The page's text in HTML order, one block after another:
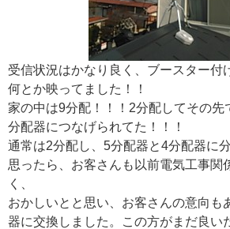
受信状況はかなり良く、ブースター付
何とか映ってました！！
家の中は9分配！！！2分配してその先
分配器につなげられてた！！！
通常は2分配し、5分配器と4分配器に
思ったら、お客さんも以前電気工事関
く、
おかしいとと思い、お客さんの意向も
器に交換しました。この方がまだ良い